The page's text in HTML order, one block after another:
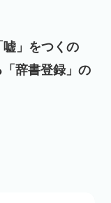
嘘」をつくの
辞書登録」の